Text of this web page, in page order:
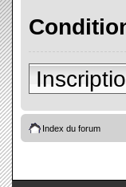
Index du forum